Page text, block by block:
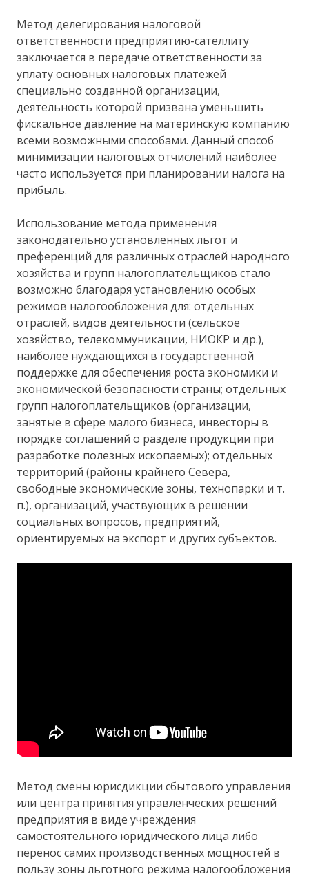
Метод делегирования налоговой
ответственности предприятию-сателлиту
заключается в передаче ответственности за
уплату основных налоговых платежей
специально созданной организации,
деятельность которой призвана уменьшить
фискальное давление на материнскую компанию
всеми возможными способами. Данный способ
минимизации налоговых отчислений наиболее
часто используется при планировании налога на
прибыль.
Использование метода применения
законодательно установленных льгот и
преференций для различных отраслей народного
хозяйства и групп налогоплательщиков стало
возможно благодаря установлению особых
режимов налогообложения для: отдельных
отраслей, видов деятельности (сельское
хозяйство, телекоммуникации, НИОКР и др.),
наиболее нуждающихся в государственной
поддержке для обеспечения роста экономики и
экономической безопасности страны; отдельных
групп налогоплательщиков (организации,
занятые в сфере малого бизнеса, инвесторы в
порядке соглашений о разделе продукции при
разработке полезных ископаемых); отдельных
территорий (районы крайнего Севера,
свободные экономические зоны, технопарки и т.
п.), организаций, участвующих в решении
социальных вопросов, предприятий,
ориентируемых на экспорт и других субъектов.
Метод смены юрисдикции сбытового управления
или центра принятия управленческих решений
предприятия в виде учреждения
самостоятельного юридического лица либо
перенос самих производственных мощностей в
пользу зоны льготного режима налогообложения